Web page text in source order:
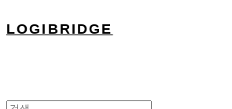
LOGIBRIDGE